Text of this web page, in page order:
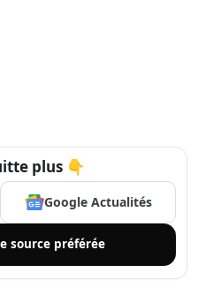
plus 👇
Google Actualités
source préférée